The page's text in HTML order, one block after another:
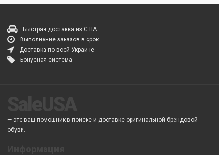
Быстрая доставка из США
Выполнение заказов в срок
Доставка по всей Украине
Бонусная система
— это ваш помошник в поиске и доставке оригинальной брендовой
обуви.